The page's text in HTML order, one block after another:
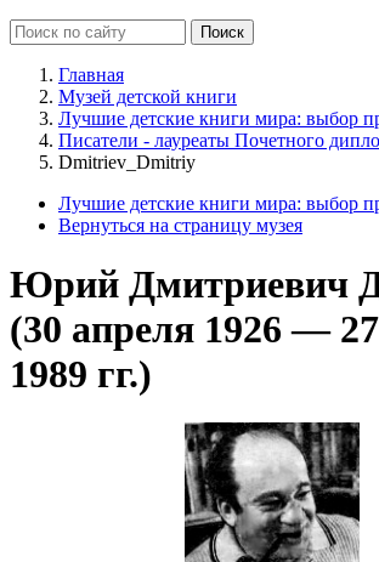
Главная
Музей детской книги
Лучшие детские книги мира: выбор
Писатели - лауреаты Почетного
Dmitriev_Dmitriy
Лучшие детские книги мира: выбор
Вернуться на страницу музея
Юрий Дмитриевич
(30 апреля 1926 —
1989 гг.)